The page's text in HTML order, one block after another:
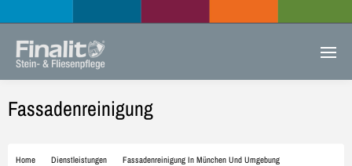
Fassadenreinigung
Home Dienstleistungen Fassadenreinigung In München Und Umgebung